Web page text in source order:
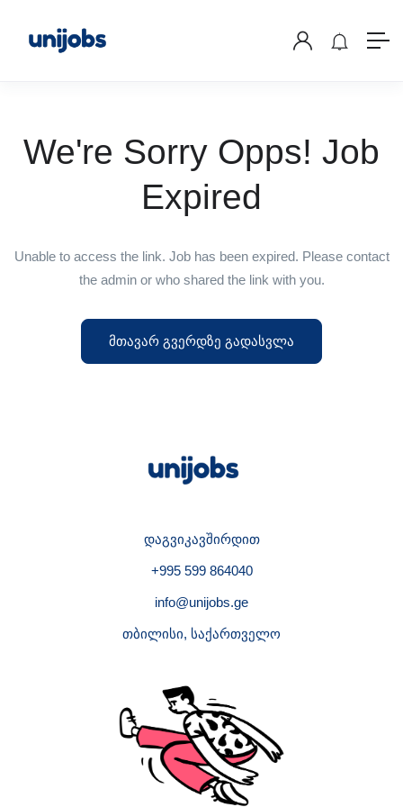
We're Sorry Opps! Job
Expired
Unable to access the link. Job has been expired. Please contact
the admin or who shared the link with you.
მთავარ გვერდზე გადასვლა
დაგვიკავშირდით
+995 599 864040
info@unijobs.ge
თბილისი, საქართველო